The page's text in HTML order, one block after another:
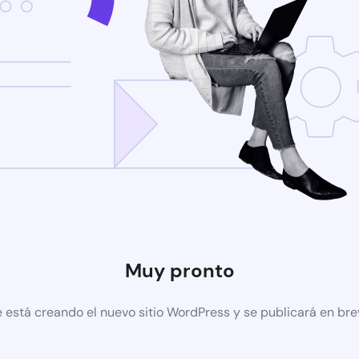
Muy pronto
está creando el nuevo sitio WordPress y se publicará en